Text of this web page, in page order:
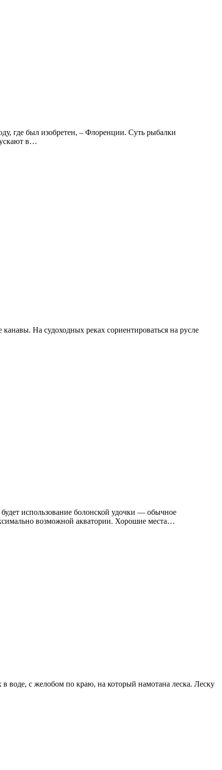
где был изобретен, – Флоренции. Суть рыбалки
в…
На судоходных реках сориентироваться на русле
использование болонской удочки — обычное
возможной акватории. Хорошие места…
воде, с желобом по краю, на который намотана леска. Леску